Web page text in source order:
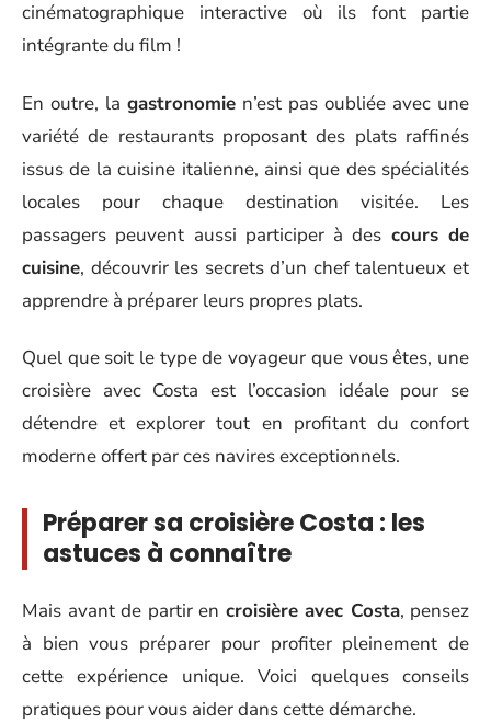
cinématographique interactive où ils font partie
intégrante du film !
En outre, la gastronomie n’est pas oubliée avec une
variété de restaurants proposant des plats raffinés
issus de la cuisine italienne, ainsi que des spécialités
locales pour chaque destination visitée. Les
passagers peuvent aussi participer à des cours de
cuisine, découvrir les secrets d’un chef talentueux et
apprendre à préparer leurs propres plats.
Quel que soit le type de voyageur que vous êtes, une
croisière avec Costa est l’occasion idéale pour se
détendre et explorer tout en profitant du confort
moderne offert par ces navires exceptionnels.
Préparer sa croisière Costa : les
astuces à connaître
Mais avant de partir en croisière avec Costa, pensez
à bien vous préparer pour profiter pleinement de
cette expérience unique. Voici quelques conseils
pratiques pour vous aider dans cette démarche.